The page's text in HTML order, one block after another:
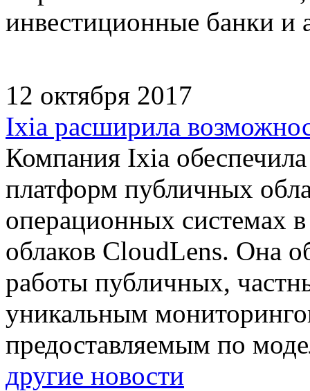
инвестиционные банки и
12 октября 2017
Ixia расширила
Компания Ixia
платформ публичных
операционных системах
облаков CloudLens. Она
работы публичных,
уникальным
предоставляемым по
другие новости